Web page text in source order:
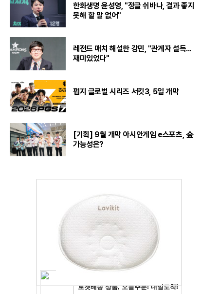
한화생명 윤성영, "정글 쉬바나, 결과 좋지
못해 할 말 없어"
레전드 매치 해설한 강민, "관계자 설득...
재미있었다"
펍지 글로벌 시리즈 서킷3, 5일 개막
[기획] 9월 개막 아시안게임 e스포츠, 金
가능성은?